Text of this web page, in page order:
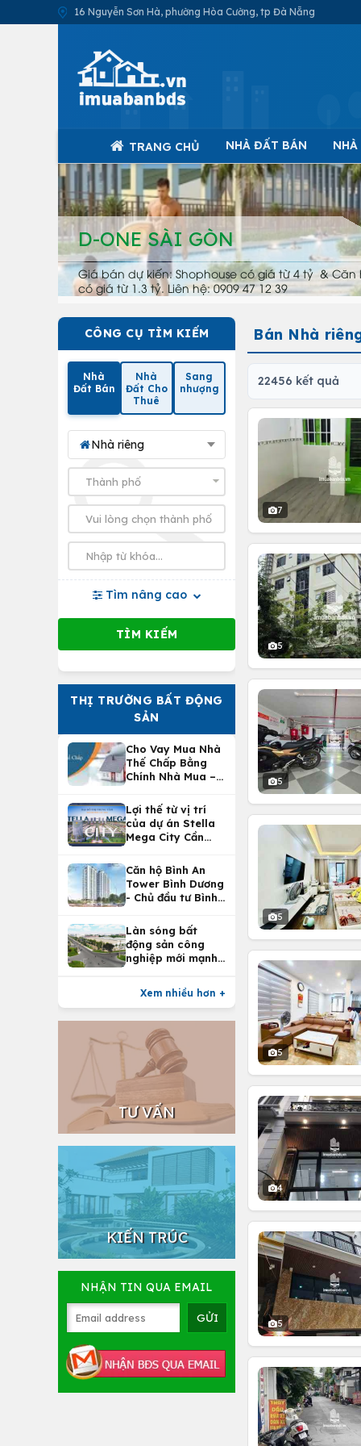
16 Nguyễn Sơn Hà, phường Hòa Cường, tp Đà Nẵng
TRANG CHỦ NHÀ ĐẤT BÁN
D-ONE SÀI GÒN
Giá bán dự kiến: Shophouse có giá từ 4 tỷ & Căn
có giá từ 1.3 tỷ. Liên hệ: 0909 47 12 39
CÔNG CỤ TÌM KIẾM
Nhà
Đất Bán
Nhà
Đất Cho
Thuê
Sang
nhượng
Nhà riêng
Tìm nâng cao
THỊ TRƯỜNG BẤT ĐỘNG
SẢN
Cho Vay Mua Nhà
Thế Chấp Bằng
Chính Nhà Mua –
Nhà Tại
Vietcombank
Lợi thế từ vị trí
của dự án Stella
Mega City Cần
Căn hộ Bình An
Tower Bình Dương
- Chủ đầu tư Bình
Làn sóng bất
động sản công
nghiệp mới mạnh
Xem nhiều hơn +
TƯ VẤN
KIẾN TRÚC
NHẬN TIN QUA EMAIL
Bán Nhà
22456 kết quả
7
5
5
5
5
4
5